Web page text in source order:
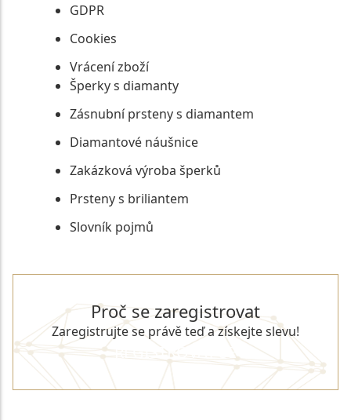
GDPR
Cookies
Vrácení zboží
Šperky s diamanty
Zásnubní prsteny s diamantem
Diamantové náušnice
Zakázková výroba šperků
Prsteny s briliantem
Slovník pojmů
Proč se zaregistrovat
Zaregistrujte se právě teď a získejte slevu!
REGISTROVAT SE